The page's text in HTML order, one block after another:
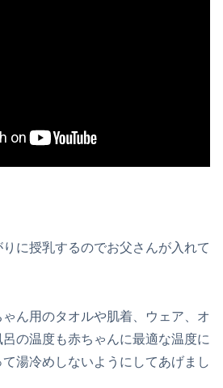
に授乳するのでお父さんが入れて
ん用のタオルや肌着、ウェア、オ
の温度も赤ちゃんに最適な温度に
湯冷めしないようにしてあげまし